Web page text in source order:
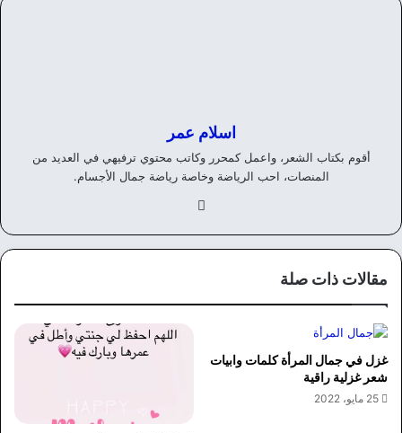
اسلام عمر
أقوم بكتاب الشعر، واعمل كمحرر وكاتب محتوي ترفيهي في العديد من
المنصات، احب الرياضة وخاصة رياضة جمال الأجسام.
وك
مقالات ذات صلة
غزل في جمال المرأة كلمات وابيات
شعر غزلية راقية
25 مايو، 2022